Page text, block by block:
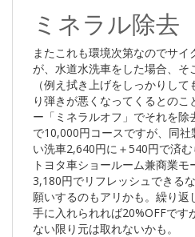
ミネラル除去
またこれも環境次第なのでサ
が、水道水洗車をした場合、そ
（例え拭き上げをしっかりし
り弾きが悪くなってくるとのこ
ー「ミネラルオフ」でそれを
で10,000円コースですが、同
い洗車2,640円に＋540円で済
トヨタ車ショールーム兼商業
3,180円でリフレッシュできる
願いするのもアリかも。繰り返
手に入れられれば20%OFFです
ない限り元は取れないかも。